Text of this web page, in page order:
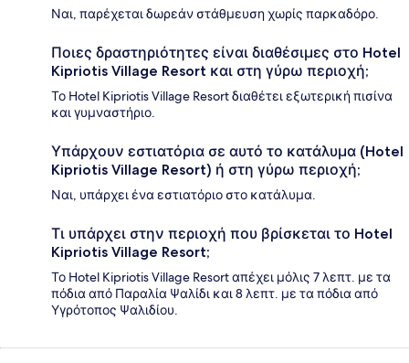
Ναι, παρέχεται δωρεάν στάθμευση χωρίς παρκαδόρο.
Ποιες δραστηριότητες είναι διαθέσιμες στο Hotel
Kipriotis Village Resort και στη γύρω περιοχή;
Το Hotel Kipriotis Village Resort διαθέτει εξωτερική πισίνα
και γυμναστήριο.
Υπάρχουν εστιατόρια σε αυτό το κατάλυμα (Hotel
Kipriotis Village Resort) ή στη γύρω περιοχή;
Ναι, υπάρχει ένα εστιατόριο στο κατάλυμα.
Τι υπάρχει στην περιοχή που βρίσκεται το Hotel
Kipriotis Village Resort;
Το Hotel Kipriotis Village Resort απέχει μόλις 7 λεπτ. με τα
πόδια από Παραλία Ψαλίδι και 8 λεπτ. με τα πόδια από
Υγρότοπος Ψαλιδίου.